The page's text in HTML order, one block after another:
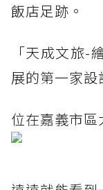
飯店足跡。
「天成文旅-
展的第一家設
位在嘉義市區